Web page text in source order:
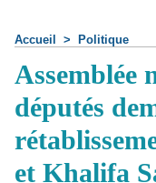
Accueil > Politique
Assemblée
députés
et Khalifa